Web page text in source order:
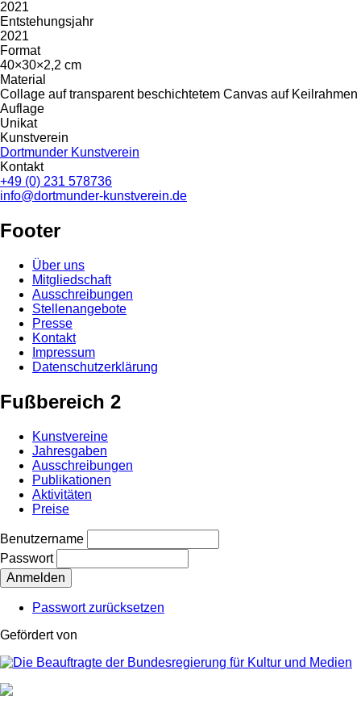
2021
Entstehungsjahr
2021
Format
40×30×2,2 cm
Material
Collage auf transparent beschichtetem Canvas auf Keilrahmen
Auflage
Unikat
Kunstverein
Dortmunder Kunstverein
Kontakt
+49 (0) 231 578736
info@dortmunder-kunstverein.de
Footer
Über uns
Mitgliedschaft
Ausschreibungen
Stellenangebote
Presse
Kontakt
Impressum
Datenschutzerklärung
Fußbereich 2
Kunstvereine
Jahresgaben
Ausschreibungen
Publikationen
Aktivitäten
Preise
Benutzername
Passwort
Passwort zurücksetzen
Gefördert von